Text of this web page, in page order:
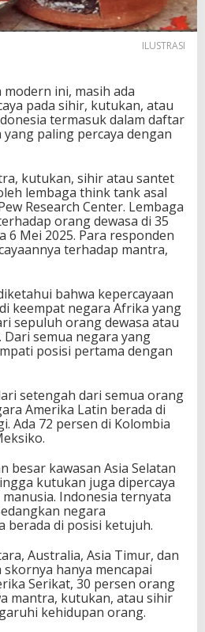
ILUSTRASI
ini, masih ada
pada sihir, kutukan, atau
termasuk dalam daftar
paling percaya dengan
kutukan, sihir atau santet
lembaga think tank asal
Research Center. Lembaga
orang dewasa di 35
6 Mei 2025. Para responden
terhadap mantra,
bahwa kepercayaan
keempat negara Afrika yang
sepuluh orang dewasa atau
semua negara yang
posisi pertama dengan
setengah dari semua orang
Amerika Latin berada di
Ada 72 persen di Kolombia
besar kawasan Asia Selatan
kutukan juga dipercaya
Indonesia ternyata
negara
berada di posisi ketujuh.
Australia, Asia Timur, dan
hanya mencapai
Serikat, 30 persen orang
mantra, kutukan, atau sihir
kehidupan orang.